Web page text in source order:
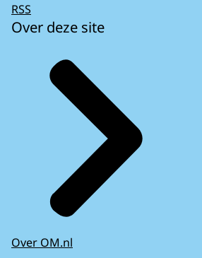
RSS
Over deze site
Over OM.nl